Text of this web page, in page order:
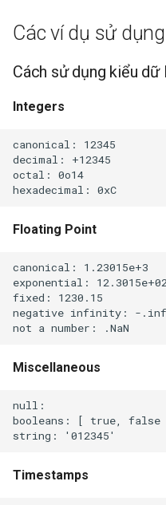
Các ví dụ sử
Cách sử dụng kiểu
Integers
canonical: 12345
decimal: +12345
octal: 0o14
Floating Point
canonical: 1.23015e+3
exponential:
fixed: 1230.15
negative infinity: -.inf
Miscellaneous
null:
booleans: [ true, false
Timestamps